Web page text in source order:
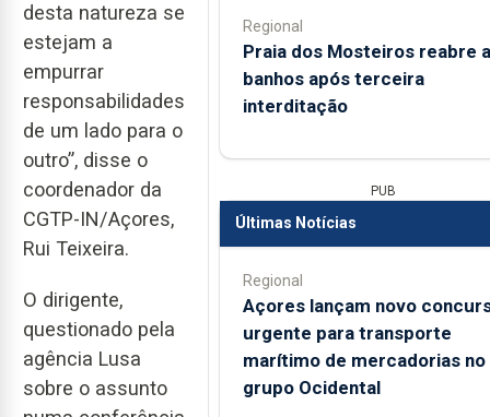
desta natureza se
estejam a
empurrar
responsabilidades
de um lado para o
outro”, disse o
coordenador da
CGTP-IN/Açores,
Rui Teixeira.
O dirigente,
questionado pela
agência Lusa
sobre o assunto
Regional
Praia dos Mosteiros reabre a
banhos após terceira
interditação
PUB
Últimas Notícias
Regional
Açores lançam novo
urgente para transporte
marítimo de mercadorias no
grupo Ocidental